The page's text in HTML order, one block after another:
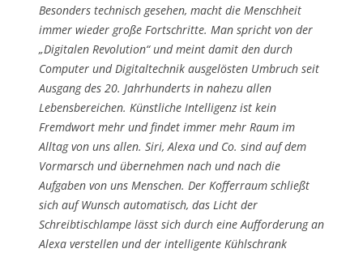
Besonders technisch gesehen, macht die Menschheit
immer wieder große Fortschritte. Man spricht von der
„Digitalen Revolution“ und meint damit den durch
Computer und Digitaltechnik ausgelösten Umbruch seit
Ausgang des 20. Jahrhunderts in nahezu allen
Lebensbereichen. Künstliche Intelligenz ist kein
Fremdwort mehr und findet immer mehr Raum im
Alltag von uns allen. Siri, Alexa und Co. sind auf dem
Vormarsch und übernehmen nach und nach die
Aufgaben von uns Menschen. Der Kofferraum schließt
sich auf Wunsch automatisch, das Licht der
Schreibtischlampe lässt sich durch eine Aufforderung an
Alexa verstellen und der intelligente Kühlschrank